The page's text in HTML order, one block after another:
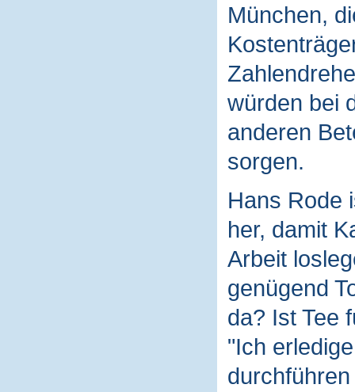
München,
würden bei
anderen
sorgen.
Hans Rode
her, damit
Arbeit
genügend
da? Ist Tee
"Ich